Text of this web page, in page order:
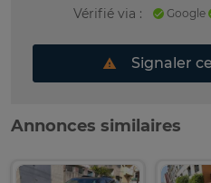
Vérifié via : Google
Signaler
Annonces similaires